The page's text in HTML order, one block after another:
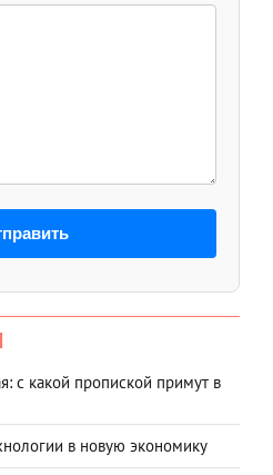
с какой пропиской примут в
в новую экономику